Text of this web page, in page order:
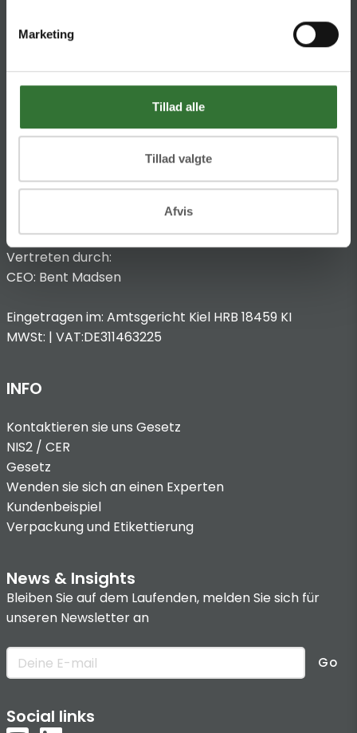
Marketing
Tillad alle
Tillad valgte
Afvis
DK-4600 Køge
Impressum
Anbieterkennzeichnung
Hans Folsgaard GmbH
Chronos-Platz 1
:+49 4321 963 8440
dach@folsgaard.com
Vertreten durch:
CEO: Bent Madsen
Eingetragen im: Amtsgericht Kiel HRB 18459 KI
MWSt: | VAT:DE311463225
INFO
Kontaktieren sie uns Gesetz
NIS2 / CER
Gesetz
Wenden sie sich an einen Experten
Kundenbeispiel
Verpackung und Etikettierung
News & Insights
Bleiben Sie auf dem Laufenden, melden Sie sich für
unseren Newsletter an
Go
Social links